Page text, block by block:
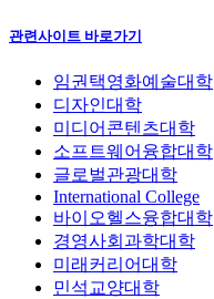
관련사이트 바로가기
임권택영화예술대학
디자인대학
미디어콘텐츠대학
소프트웨어융합대학
글로벌관광대학
International College
바이오헬스융합대학
경영사회과학대학
미래커리어대학
민석교양대학